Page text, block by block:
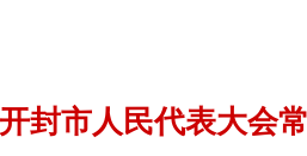
开封市人民代表大会